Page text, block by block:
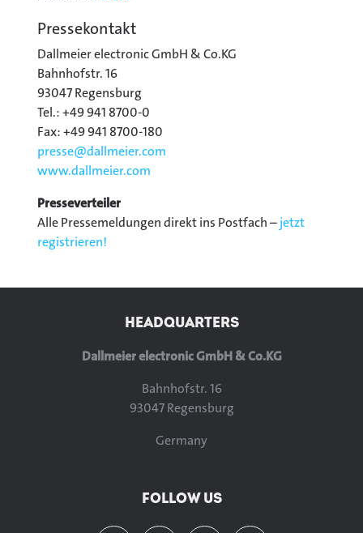
Pressekontakt
Dallmeier electronic GmbH & Co.KG
Bahnhofstr. 16
93047 Regensburg
Tel.: +49 941 8700-0
Fax: +49 941 8700-180
presse@dallmeier.com
www.dallmeier.com
Presseverteiler
Alle Pressemeldungen direkt ins Postfach –jetzt
registrieren!
HEADQUARTERS
Dallmeier electronic GmbH & Co.KG
Bahnhofstr. 16
93047 Regensburg
Germany
FOLLOW US